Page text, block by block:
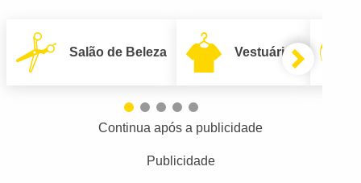
Salão de Beleza Vestuário
Continua após a publicidade
Publicidade